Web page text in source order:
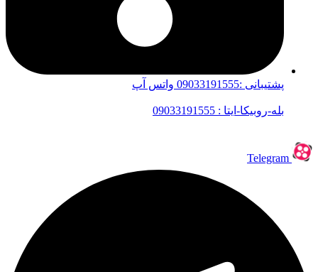
پشتیبانی :09033191555 واتس آپ
بله-روبیکا-ایتا : 09033191555
Telegram